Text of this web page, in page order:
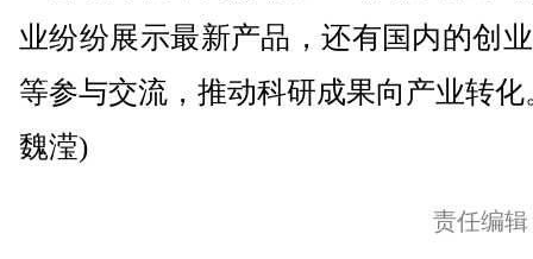
业纷纷展示最新产品，还有国内的创
等参与交流，推动科研成果向产业转化
魏滢)
责任编